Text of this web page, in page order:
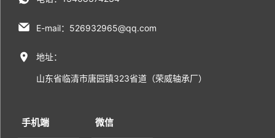
E-mail：526932965@qq.com
地址：
山东省临清市唐园镇323省道（荣威轴承厂）
手机端 微信